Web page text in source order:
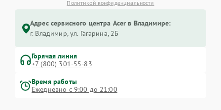
Политикой конфиденциальности
Адрес сервисного центра Acer в Владимире:
г. Владимир, ул. Гагарина, 2Б
Горячая линия
+7 (800) 301-55-83
Время работы
Ежедневно с 9:00 до 21:00